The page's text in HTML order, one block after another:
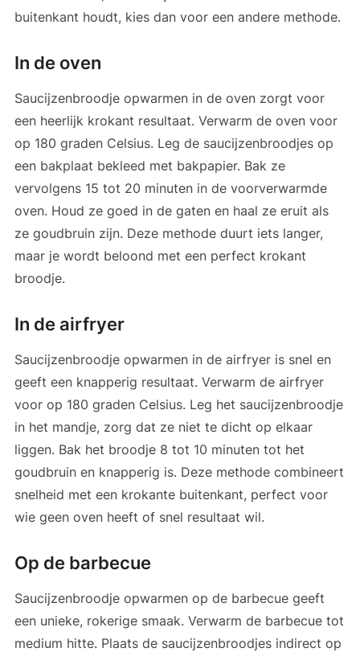
buitenkant houdt, kies dan voor een andere methode.
In de oven
Saucijzenbroodje opwarmen in de oven zorgt voor
een heerlijk krokant resultaat. Verwarm de oven voor
op 180 graden Celsius. Leg de saucijzenbroodjes op
een bakplaat bekleed met bakpapier. Bak ze
vervolgens 15 tot 20 minuten in de voorverwarmde
oven. Houd ze goed in de gaten en haal ze eruit als
ze goudbruin zijn. Deze methode duurt iets langer,
maar je wordt beloond met een perfect krokant
broodje.
In de airfryer
Saucijzenbroodje opwarmen in de airfryer is snel en
geeft een knapperig resultaat. Verwarm de airfryer
voor op 180 graden Celsius. Leg het saucijzenbroodje
in het mandje, zorg dat ze niet te dicht op elkaar
liggen. Bak het broodje 8 tot 10 minuten tot het
goudbruin en knapperig is. Deze methode combineert
snelheid met een krokante buitenkant, perfect voor
wie geen oven heeft of snel resultaat wil.
Op de barbecue
Saucijzenbroodje opwarmen op de barbecue geeft
een unieke, rokerige smaak. Verwarm de barbecue tot
medium hitte. Plaats de saucijzenbroodjes indirect op